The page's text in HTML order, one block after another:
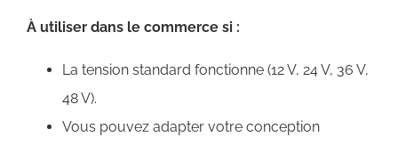
À utiliser dans le commerce si :
La tension standard fonctionne (12 V, 24 V, 36 V,
48 V).
Vous pouvez adapter votre conception